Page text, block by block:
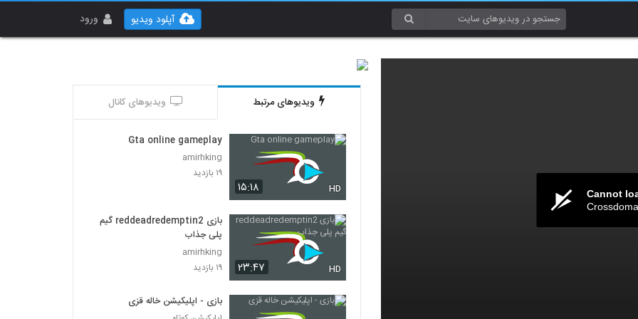
ورود آپلود ویدیو
Cannot
ویدیوهای مرتبط ویدیوهای کانال
۱۵:۱۸ HD
Gta online gameplay
amirhking
۱۹ بازدید
۲۳:۴۷ HD
بازی reddeadredemptin2 گیم
پلی جذاب
amirhking
۱۹ بازدید
بازی - اپلیکیشن خاله قزی